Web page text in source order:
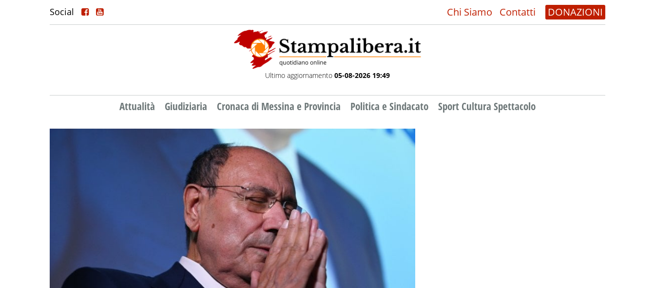
Social Chi Siamo Contatti DONAZIONI
Ultimo aggiornamento 05-08-2026 19:49
Attualità Giudiziaria Cronaca di Messina e Provincia Politica e Sindacato Sport Cultura Spettacolo